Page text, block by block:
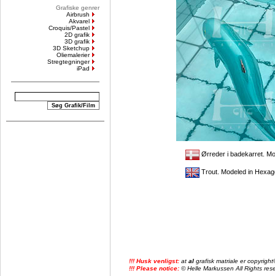
Grafiske genrer
Airbrush
Akvarel
Croquis/Pastel
2D grafik
3D grafik
3D Sketchup
Oliemalerier
Stregtegninger
iPad
Ørreder i badekarret.
Trout. Modeled in
!!! Husk venligst: at al grafisk matriale er
!!! Please notice: © Helle Markussen All Rights